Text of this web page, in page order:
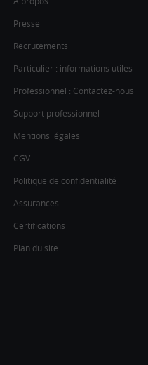
Presse
Recrutements
Particulier : informations utiles
Professionnel : Contactez-nous
Support professionnel
Mentions légales
CGV
Politique de confidentialité
Assurances
Certifications
Plan du site